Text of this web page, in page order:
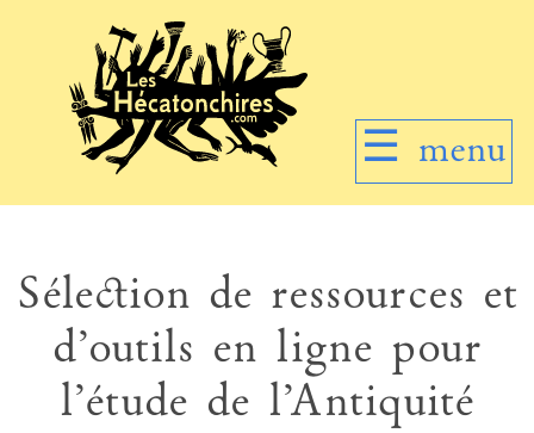
☰ menu
Sélection de ressources et
d’outils en ligne pour
l’étude de l’Antiquité